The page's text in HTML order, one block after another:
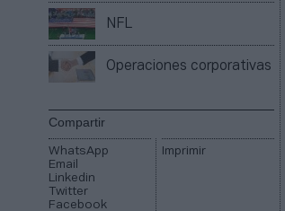
NFL
Operaciones corporativas
Compartir
WhatsApp
Email
Linkedin
Twitter
Facebook
Imprimir